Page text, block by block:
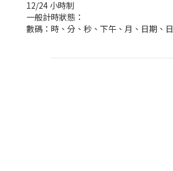
12/24 小時制
一般計時狀態：
數碼：時、分、秒、下午、月、日期、日